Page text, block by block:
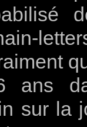
ans
sur la